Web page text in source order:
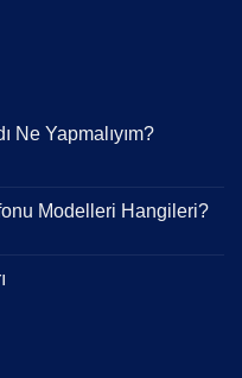
Ne Yapmalıyım?
Modelleri Hangileri?